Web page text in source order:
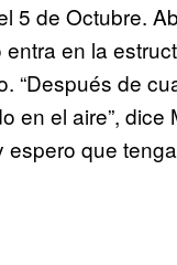
5 de Octubre.
en la
“Después de
en el aire”, dice
que